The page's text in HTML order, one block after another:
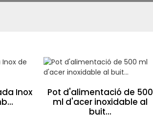
Inox
Pot d'alimentació de 500
ml d'acer inoxidable al
buit...